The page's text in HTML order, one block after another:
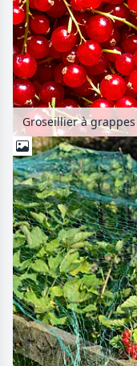
Groseillier à